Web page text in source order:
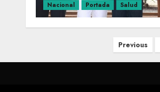
Nacional Portada Salud
Previous